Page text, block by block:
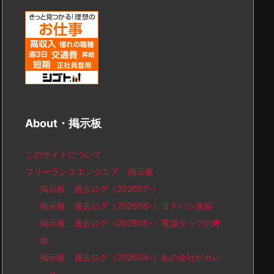
About・掲示板
このサイトについて
フリーランスエンジニア 掲示板
掲示板 過去ログ（202607-）
掲示板 過去ログ（202606-）ヨドバシ池袋
掲示板 過去ログ（202605-）電源タップの寿
命
掲示板 過去ログ（202604-）あの会社がカレ